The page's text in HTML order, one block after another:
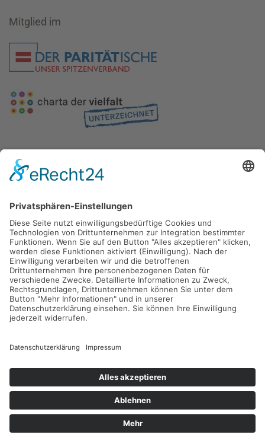
Mitglied im
Gefördert durch die
Freie und Hansestadt Hamburg
SUCHT.HAMBURG gGmbH
Datenschutz Impressum Sitemap